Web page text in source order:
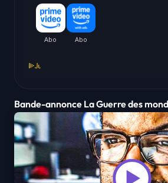
Bande-annonce La Guerre des